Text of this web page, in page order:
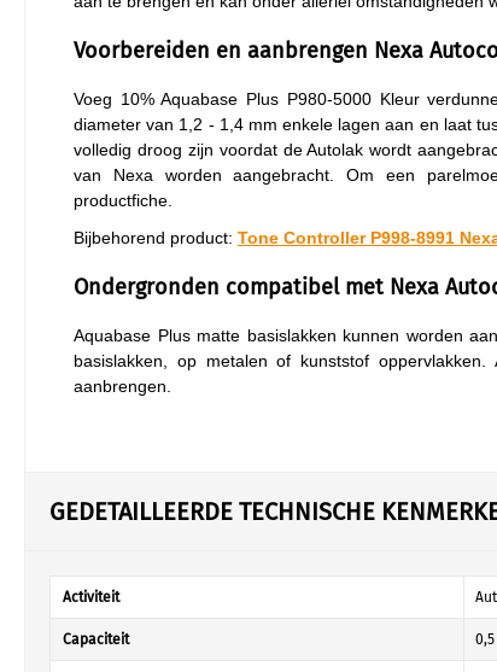
Voorbereiden en aanbrengen Nexa
Voeg 10% Aquabase Plus P980-5000 Kleur
diameter van 1,2 - 1,4 mm enkele lagen aan en laat
volledig droog zijn voordat de Autolak wordt
van Nexa worden aangebracht. Om een
productfiche.
Bijbehorend product: Tone Controller P998-8991
Ondergronden compatibel met Nexa
Aquabase Plus matte basislakken kunnen worden
basislakken, op metalen of kunststof
aanbrengen.
GEDETAILLEERDE TECHNISCHE
Activiteit
Capaciteit